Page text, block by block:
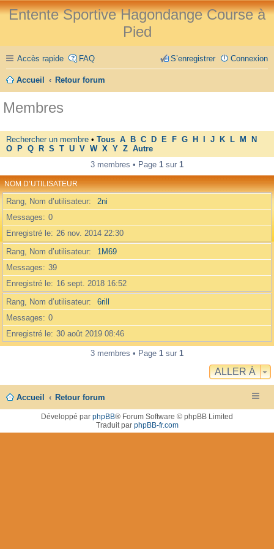
Entente Sportive Hagondange Course à
Pied
Accès rapide FAQ Connexion
S’enregistrer
Accueil Retour forum
Membres
Rechercher un membre • Tous A B C D E F G H J K L M
N
O
P Q R S T U V W X Y Z Autre
3 membres • Page 1 sur 1
NOM D’UTILISATEUR
Rang, Nom d’utilisateur
2ni
Messages
0
Enregistré le 26 nov. 2014 22:30
Rang, Nom d’utilisateur
1M69
Messages
39
Enregistré le
16 sept. 2018 16:52
Rang, Nom d’utilisateur
6rill
Messages
0
Enregistré le 30 août 2019 08:46
3 membres • Page 1 sur 1
ALLER À
Accueil Retour forum
Développé par phpBB® Forum Software © phpBB Limited
Traduit par phpBB-fr.com